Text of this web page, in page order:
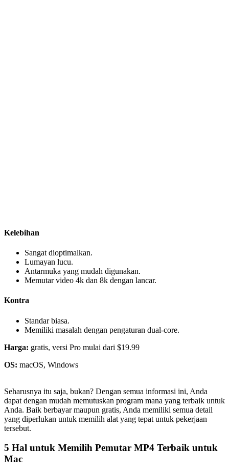
Kelebihan
Sangat dioptimalkan.
Lumayan lucu.
Antarmuka yang mudah digunakan.
Memutar video 4k dan 8k dengan lancar.
Kontra
Standar biasa.
Memiliki masalah dengan pengaturan dual-core.
Harga: gratis, versi Pro mulai dari $19.99
OS: macOS, Windows
Seharusnya itu saja, bukan? Dengan semua informasi ini, Anda
dapat dengan mudah memutuskan program mana yang terbaik untuk
Anda. Baik berbayar maupun gratis, Anda memiliki semua detail
yang diperlukan untuk memilih alat yang tepat untuk pekerjaan
tersebut.
5 Hal untuk Memilih Pemutar MP4 Terbaik untuk
Mac